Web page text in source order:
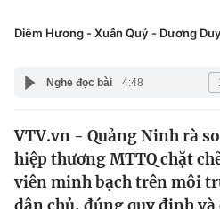
Pháp luật
Y tế
Thế giới
Tin tức
Thế giới đó đây
Kinh tế
Công nghệ
Diễm Hương - Xuân Quý - Dương
Nghe đọc bài 4:48
VTV.vn - Quảng Ninh rà
hiệp thương MTTQ chặt
viên minh bạch trên môi